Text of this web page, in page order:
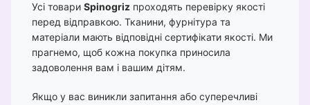
Усі товари Spinogriz проходять перевірку якості
перед відправкою. Тканини, фурнітура та
матеріали мають відповідні сертифікати якості. Ми
прагнемо, щоб кожна покупка приносила
задоволення вам і вашим дітям.
Якщо у вас виникли запитання або суперечливі